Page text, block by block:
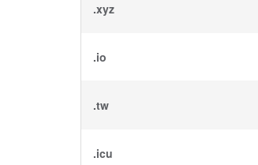
.xyz
.io
.tw
.icu